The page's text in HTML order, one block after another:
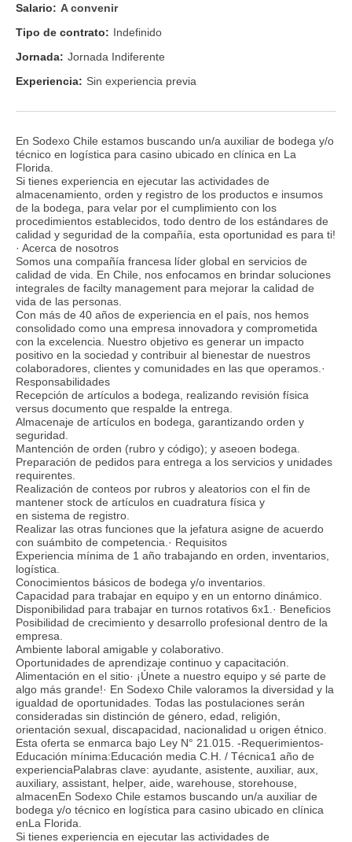
Salario: A convenir
Tipo de contrato: Indefinido
Jornada: Jornada Indiferente
Experiencia: Sin experiencia previa
En Sodexo Chile estamos buscando un/a auxiliar de bodega y/o
técnico en logística para casino ubicado en clínica en La
Florida.
Si tienes experiencia en ejecutar las actividades de
almacenamiento, orden y registro de los productos e insumos
de la bodega, para velar por el cumplimiento con los
procedimientos establecidos, todo dentro de los estándares de
calidad y seguridad de la compañía, esta oportunidad es para ti!
· Acerca de nosotros
Somos una compañía francesa líder global en servicios de
calidad de vida. En Chile, nos enfocamos en brindar soluciones
integrales de facilty management para mejorar la calidad de
vida de las personas.
Con más de 40 años de experiencia en el país, nos hemos
consolidado como una empresa innovadora y comprometida
con la excelencia. Nuestro objetivo es generar un impacto
positivo en la sociedad y contribuir al bienestar de nuestros
colaboradores, clientes y comunidades en las que operamos.·
Responsabilidades
Recepción de artículos a bodega, realizando revisión física
versus documento que respalde la entrega.
Almacenaje de artículos en bodega, garantizando orden y
seguridad.
Mantención de orden (rubro y código); y aseoen bodega.
Preparación de pedidos para entrega a los servicios y unidades
requirentes.
Realización de conteos por rubros y aleatorios con el fin de
mantener stock de artículos en cuadratura física y
en sistema de registro.
Realizar las otras funciones que la jefatura asigne de acuerdo
con suámbito de competencia.· Requisitos
Experiencia mínima de 1 año trabajando en orden, inventarios,
logística.
Conocimientos básicos de bodega y/o inventarios.
Capacidad para trabajar en equipo y en un entorno dinámico.
Disponibilidad para trabajar en turnos rotativos 6x1.· Beneficios
Posibilidad de crecimiento y desarrollo profesional dentro de la
empresa.
Ambiente laboral amigable y colaborativo.
Oportunidades de aprendizaje continuo y capacitación.
Alimentación en el sitio· ¡Únete a nuestro equipo y sé parte de
algo más grande!· En Sodexo Chile valoramos la diversidad y la
igualdad de oportunidades. Todas las postulaciones serán
consideradas sin distinción de género, edad, religión,
orientación sexual, discapacidad, nacionalidad u origen étnico.
Esta oferta se enmarca bajo Ley N° 21.015. -Requerimientos-
Educación mínima:Educación media C.H. / Técnica1 año de
experienciaPalabras clave: ayudante, asistente, auxiliar, aux,
auxiliary, assistant, helper, aide, warehouse, storehouse,
almacenEn Sodexo Chile estamos buscando un/a auxiliar de
bodega y/o técnico en logística para casino ubicado en clínica
enLa Florida.
Si tienes experiencia en ejecutar las actividades de